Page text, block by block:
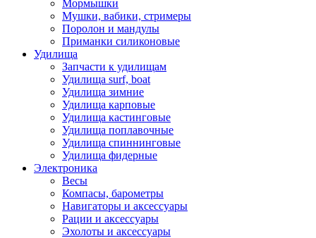
Мормышки
Мушки, вабики, стримеры
Поролон и мандулы
Приманки силиконовые
Удилища
Запчасти к удилищам
Удилища surf, boat
Удилища зимние
Удилища карповые
Удилища кастинговые
Удилища поплавочные
Удилища спиннинговые
Удилища фидерные
Электроника
Весы
Компасы, барометры
Навигаторы и аксессуары
Рации и аксессуары
Эхолоты и аксессуары